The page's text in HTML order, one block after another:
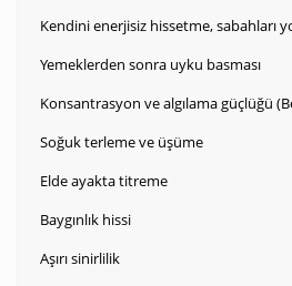
Kendini enerjisiz hissetme, sabahları
Yemeklerden sonra uyku basması
Konsantrasyon ve algılama güçlüğü
Soğuk terleme ve üşüme
Elde ayakta titreme
Baygınlık hissi
Aşırı sinirlilik